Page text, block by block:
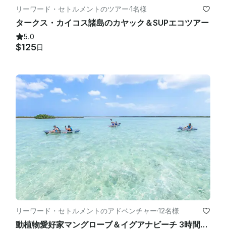
リーワード・セトルメントのツアー·1名様
タークス・カイコス諸島のカヤック＆SUPエコツアー
5.0
$125日
リーワード・セトルメントのアドベンチャー·12名様
動植物愛好家マングローブ＆イグアナビーチ 3時間クリアカヤックエコツアー